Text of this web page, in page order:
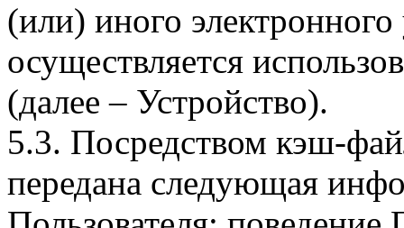
(или) иного электронного
осуществляется
(далее – Устройство).
5.3. Посредством кэш-
передана следующая